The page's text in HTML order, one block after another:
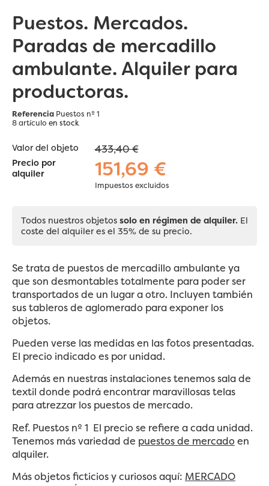
Puestos. Mercados.
Paradas de mercadillo
ambulante. Alquiler para
productoras.
Referencia Puestos nº 1
8 artículo en stock
Valor del objeto 433,40 €
Precio por
alquiler
151,69 €
Impuestos excluidos
Todos nuestros objetos solo en régimen de alquiler. El
coste del alquiler es el 35% de su precio.
Se trata de puestos de mercadillo ambulante ya
que son desmontables totalmente para poder ser
transportados de un lugar a otro. Incluyen también
sus tableros de aglomerado para exponer los
objetos.
Pueden verse las medidas en las fotos presentadas.
El precio indicado es por unidad.
Además en nuestras instalaciones tenemos sala de
textil donde podrá encontrar maravillosas telas
para atrezzar los puestos de mercado.
Ref. Puestos nº 1 El precio se refiere a cada unidad.
Tenemos más variedad de puestos de mercadoen
alquiler.
Más objetos ficticios y curiosos aquí: MERCADO